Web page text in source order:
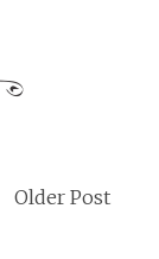
Older Post